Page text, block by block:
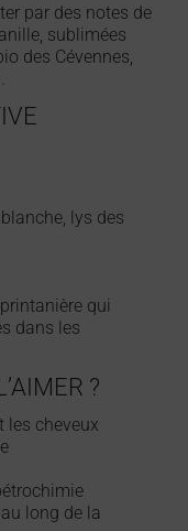
par des notes de
sublimées
des Cévennes,
lys des
qui
dans les
?
les cheveux
long de la